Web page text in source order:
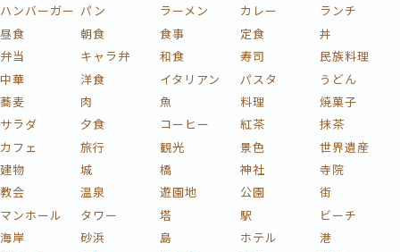
ハンバーガー パン ラーメン カレー
ランチ
昼食
朝食 食事 定食
丼
弁当
キャラ弁 和食 寿司
民族料理
中華
洋食 イタリアン パスタ
うどん
蕎麦
肉 魚 料理
焼菓子
サラダ
夕食 コーヒー 紅茶
抹茶
カフェ
旅行 観光 景色
世界遺産
建物
城 橋 神社
寺院
教会
温泉 遊園地 公園
街
マンホール
タワー 塔 駅
ビーチ
海岸
砂浜 島 ホテル
港